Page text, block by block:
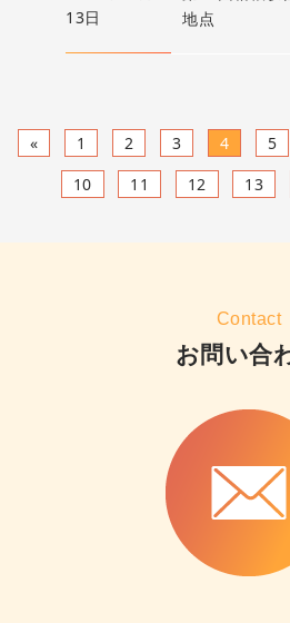
13日
地点
« 1 2 3 4 5
10
11 12 13
Contact
お問い合